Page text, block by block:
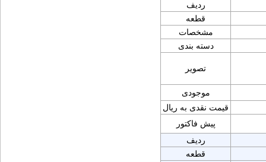
ردیف
قطعه
مشخصات
دسته بندی
تصویر
موجودی
قیمت نقدی به ریال
پیش فاکتور
ردیف
قطعه